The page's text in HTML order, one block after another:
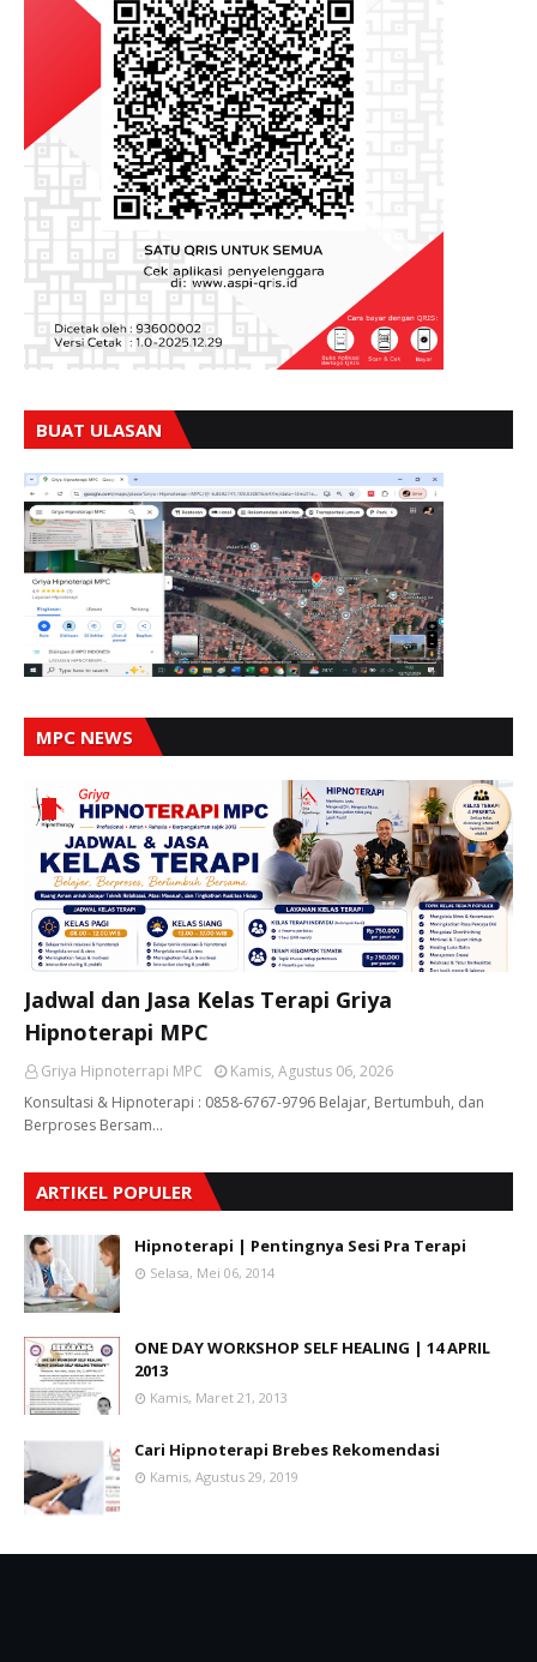
BUAT ULASAN
MPC NEWS
Jadwal dan Jasa Kelas Terapi Griya
Hipnoterapi MPC
Griya Hipnoterrapi MPC
Kamis, Agustus 06, 2026
Konsultasi & Hipnoterapi : 0858-6767-9796 Belajar, Bertumbuh, dan
Berproses Bersam…
ARTIKEL POPULER
Hipnoterapi | Pentingnya Sesi Pra Terapi
Selasa, Mei 06, 2014
ONE DAY WORKSHOP SELF HEALING | 14 APRIL
2013
Kamis, Maret 21, 2013
Cari Hipnoterapi Brebes Rekomendasi
Kamis, Agustus 29, 2019